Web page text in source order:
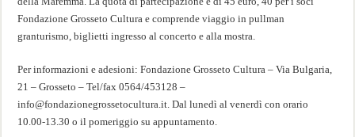
Fondazione Grosseto Cultura e comprende viaggio in pullman
granturismo, biglietti ingresso al concerto e alla mostra.
Per informazioni e adesioni: Fondazione Grosseto Cultura – Via Bulgaria,
21 – Grosseto – Tel/fax 0564/453128 –
info@fondazionegrossetocultura.it. Dal lunedì al venerdì con orario
10.00-13.30 o il pomeriggio su appuntamento.